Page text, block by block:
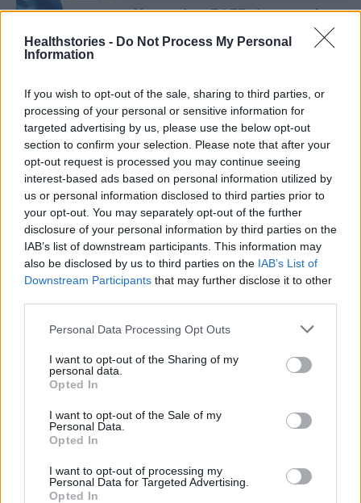
Healthstories - Do Not Process My Personal
Information
If you wish to opt-out of the sale, sharing to third parties, or
processing of your personal or sensitive information for
targeted advertising by us, please use the below opt-out
section to confirm your selection. Please note that after your
opt-out request is processed you may continue seeing
interest-based ads based on personal information utilized by
us or personal information disclosed to third parties prior to
your opt-out. You may separately opt-out of the further
disclosure of your personal information by third parties on the
IAB’s list of downstream participants. This information may
also be disclosed by us to third parties on the IAB’s List of
Downstream Participants that may further disclose it to other
Personal Data Processing Opt Outs
I want to opt-out of the Sharing of my
personal data.
Opted In
I want to opt-out of the Sale of my
Personal Data.
Opted In
I want to opt-out of processing my
Personal Data for Targeted Advertising.
Opted In
ΕΠΙΧΕΙΡΉΣΕΙΣ
«Καμπανάκι» ΣΦΕΕ: Δραματική η
νοσοκομειακού φαρμάκου
ΙΣΑ: Δικαίωμα και όχι υποχρέωση
ο Προσωπικός Γιατρός
29 Ιουλίου 2022
Συντονιστικό Όργανο ΠΦΥ –
Επιστολή σε Μητσοτάκη :
Κινδυνεύουν με αφανισμό τα
διαγνωστικά εργαστήρια
19 Ιουλίου 2022
2
9 πράγματα που δεν πρέπει να
λέτε σε έναν επισκέπτη
27 Φεβρουαρίου 2026